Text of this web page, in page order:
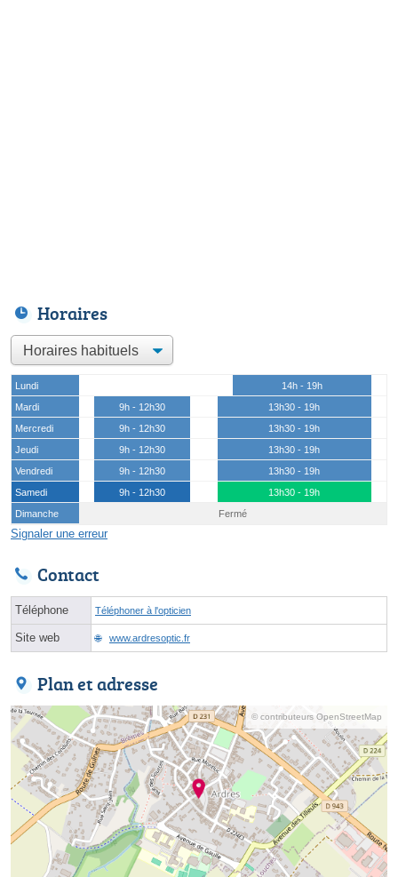
Horaires
Lundi
14h - 19h
Mardi
9h - 12h30
13h30 - 19h
Mercredi
9h - 12h30
13h30 - 19h
Jeudi
9h - 12h30
13h30 - 19h
Vendredi
9h - 12h30
13h30 - 19h
Samedi
9h - 12h30
13h30 - 19h
Dimanche
Fermé
Signaler une erreur
Contact
Téléphone Téléphoner à l'opticien
Site web www.ardresoptic.fr
Plan et adresse
© contributeurs OpenStreetMap